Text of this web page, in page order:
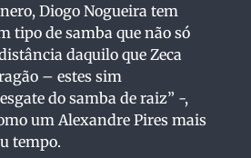
Diogo Nogueira tem
tipo de samba que não só
daquilo que Zeca
– estes sim
do samba de raiz” -,
um Alexandre Pires mais
tempo.